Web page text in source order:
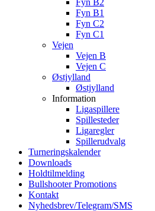
Fyn B2
Fyn B1
Fyn C2
Fyn C1
Vejen
Vejen B
Vejen C
Østjylland
Østjylland
Information
Ligaspillere
Spillesteder
Ligaregler
Spillerudvalg
Turneringskalender
Downloads
Holdtilmelding
Bullshooter Promotions
Kontakt
Nyhedsbrev/Telegram/SMS